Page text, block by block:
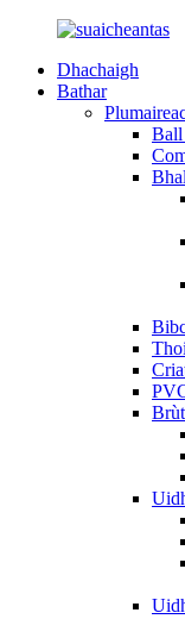
Dhachaigh
Bathar
Ball